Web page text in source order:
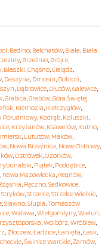
, Bedlno, Bełchatów, Biała, Biała
, Brzeźnio, Brójce,
, Błaszki,Chąśno,Cielądz,
, Daszyna, Dmosin, Dobroń,
, Dąbrowice, Dłutów,Galewice,
,Grabica,Grabów,Góra Świętej
, Kiernozia, Kiełczygłów,
Południowy, Kodrąb, Koluszki,
, Krzyżanów, Ksawerów, Kutno,
, Lututów, Maków,
, Nowa Brzeźnica, Nowe Ostrowy,
,Ostrówek,Ozorków,
, Piątek, Poddębice,
, Rawa Mazowiecka, Regnów,
, Ręczno,Sadkowice,
Stryków,Strzelce,Strzelce Wielkie,
,Sławno,Słupia,Tomaszów
,Widawa,Wielgomłyny,Wieluń,
,Wolbórz,Wróblew,
, Złoczew,Ładzice,Łanięta,Łask,
,Świnice Warckie,Żarnów,